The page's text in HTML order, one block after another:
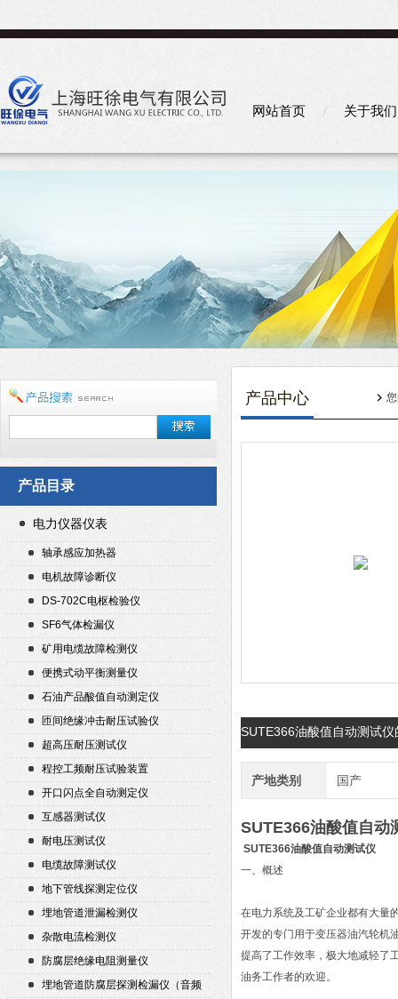
网站首页 关于我们
产品目录
电力仪器仪表
轴承感应加热器
电机故障诊断仪
DS-702C电枢检验仪
SF6气体检漏仪
矿用电缆故障检测仪
便携式动平衡测量仪
石油产品酸值自动测定仪
匝间绝缘冲击耐压试验仪
超高压耐压测试仪
程控工频耐压试验装置
开口闪点全自动测定仪
互感器测试仪
耐电压测试仪
电缆故障测试仪
地下管线探测定位仪
埋地管道泄漏检测仪
杂散电流检测仪
防腐层绝缘电阻测量仪
埋地管道防腐层探测检漏仪（音频
产品中心
SUTE366油酸值自动测试
产地类别 国产
SUTE366油酸值自动
SUTE366油酸值自动测试仪
一、概述
在电力系统及工矿企业都有大量
开发的专门用于变压器油汽轮机
提高了工作效率，极大地减轻了
油务工作者的欢迎。